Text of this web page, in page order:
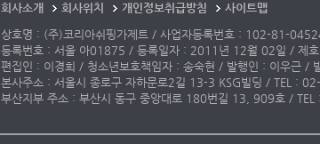
회사소개 회사위치 개인정보취급방침
사이트맵
상호명 : (주)코리아쉬핑가제트 / 사업자등록번호 : 102-81-
등록번호 : 서울 아01875 / 등록일자 : 2011년 12월 02일 / 제호
편집인 : 이경희 / 청소년보호책임자 : 송숙현 / 발행인 : 이우근 /
본사주소 : 서울시 종로구 자하문로2길 13-3 KSG빌딩 / TEL
부산지부 주소 : 부산시 동구 중앙대로 180번길 13, 909호 /